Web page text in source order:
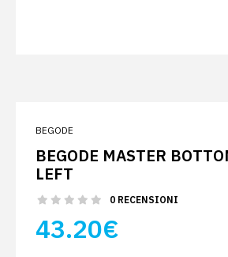
BEGODE
BEGODE MASTER
LEFT
0 RECENSIONI
43.20€